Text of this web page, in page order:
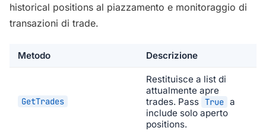
historical positions al piazzamento e monitoraggio di
transazioni di trade.
Metodo Descrizione
GetTrades
Restituisce a list di
attualmente apre
trades. Pass True a
include solo aperto
positions.